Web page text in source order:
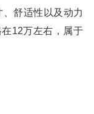
舒适性以及动力
12万左右，属于